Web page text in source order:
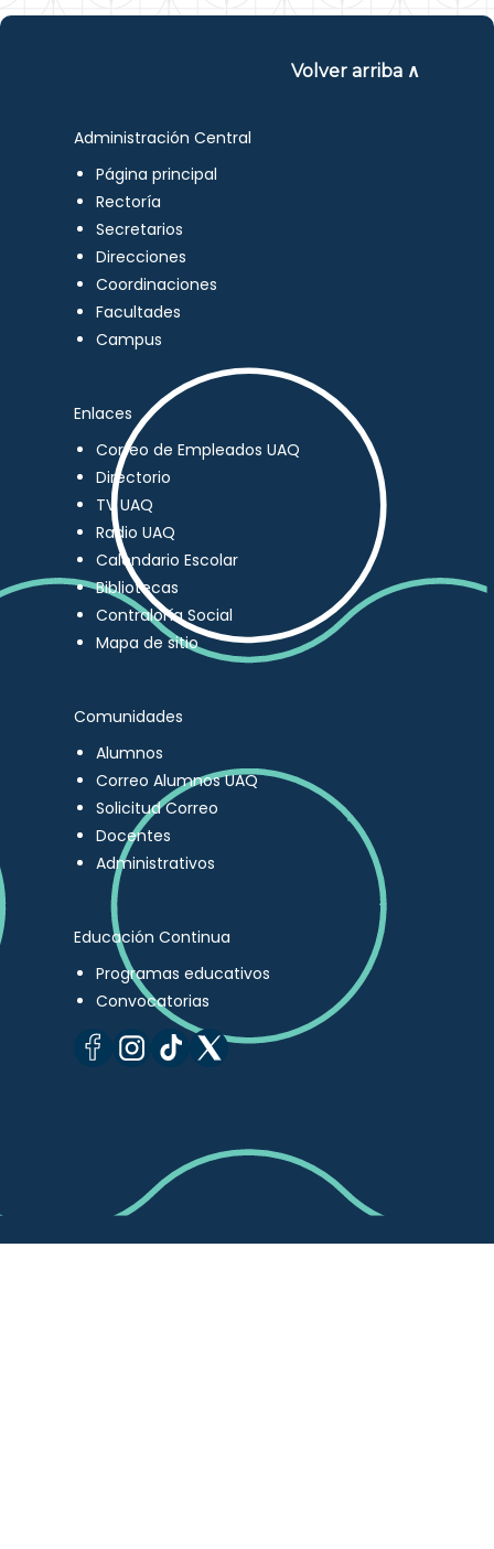
Volver arriba ∧
Administración Central
Página principal
Rectoría
Secretarios
Direcciones
Coordinaciones
Facultades
Campus
Enlaces
Correo de Empleados UAQ
Directorio
TV UAQ
Radio UAQ
Calendario Escolar
Bibliotecas
Contraloría Social
Mapa de sitio
Comunidades
Alumnos
Correo Alumnos UAQ
Solicitud Correo
Docentes
Administrativos
Educación Continua
Programas educativos
Convocatorias